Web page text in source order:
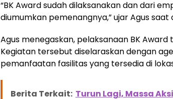
“BK Award sudah dilaksanakan dan dari
diumumkan pemenangnya,” ujar Agus saat
Agus menegaskan, pelaksanaan BK
Kegiatan tersebut diselaraskan dengan
pemanfaatan fasilitas yang tersedia di
Berita Terkait: Turun Lagi, Massa